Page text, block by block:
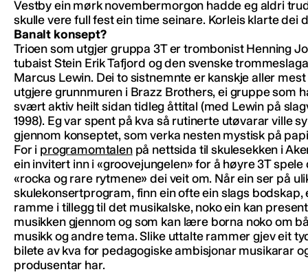
Vestby ein mørk novembermorgon hadde eg aldri
skulle vere full fest ein time seinare. Korleis klarte dei
Banalt konsept?
Trioen som utgjer gruppa 3T er trombonist Henning
tubaist Stein Erik Tafjord og den svenske
Marcus Lewin. Dei to sistnemnte er kanskje aller
utgjere grunnmuren i Brazz Brothers, ei gruppe som
svært aktiv heilt sidan tidleg åttital (med Lewin på
1998). Eg var spent på kva så rutinerte utøvarar ville
gjennom konseptet, som verka nesten mystisk på
For i programomtalenpå nettsida til skulesekken i
ein invitert inn i «groovejungelen» for å høyre 3T spele
«rocka og rare rytmene» dei veit om. Når ein ser på
skulekonsertprogram, finn ein ofte ein slags bodskap,
ramme i tillegg til det musikalske, noko ein kan
musikken gjennom og som kan lære borna noko om
musikk og andre tema. Slike uttalte rammer gjev eit
bilete av kva for pedagogiske ambisjonar musikarar
produsentar har.